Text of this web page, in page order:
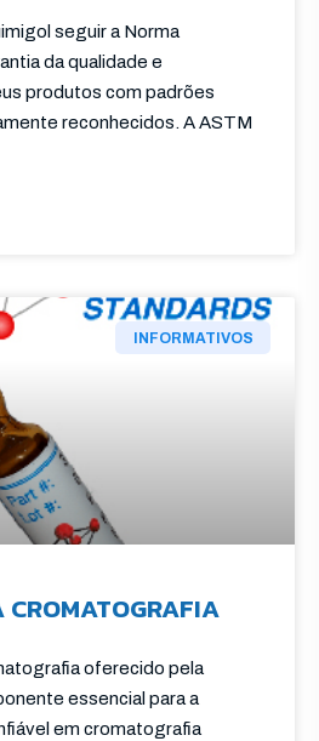
seguir a Norma
da qualidade e
produtos com padrões
reconhecidos. A ASTM
INFORMATIVOS
CROMATOGRAFIA
oferecido pela
essencial para a
em cromatografia